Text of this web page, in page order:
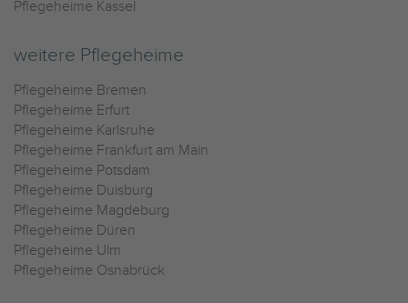
Pflegeheime Kassel
weitere Pflegeheime
Pflegeheime Bremen
Pflegeheime Erfurt
Pflegeheime Karlsruhe
Pflegeheime Frankfurt am Main
Pflegeheime Potsdam
Pflegeheime Duisburg
Pflegeheime Magdeburg
Pflegeheime Düren
Pflegeheime Ulm
Pflegeheime Osnabrück